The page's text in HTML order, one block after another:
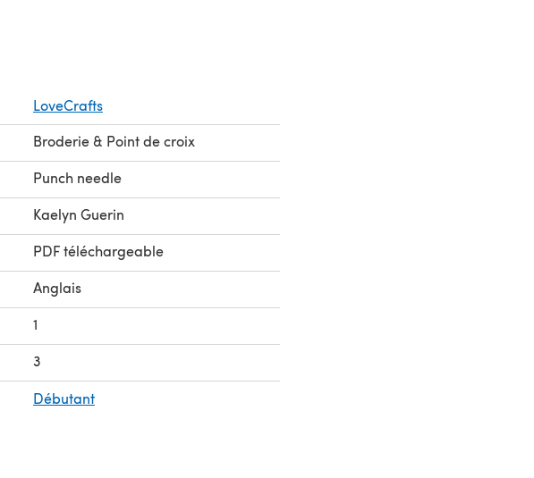
LoveCrafts
Broderie & Point de croix
Punch needle
Kaelyn Guerin
PDF téléchargeable
Anglais
1
3
Débutant